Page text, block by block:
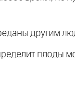
другим
плоды